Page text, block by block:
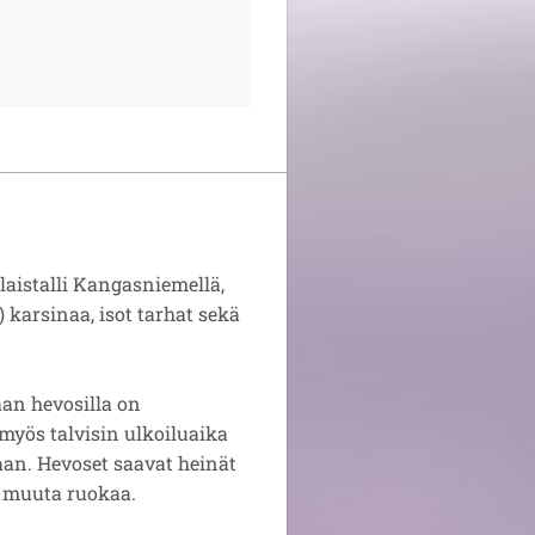
Kangasniemellä,
karsinaa, isot tarhat sekä
hevosilla on
talvisin ulkoiluaika
Hevoset saavat heinät
ruokaa.